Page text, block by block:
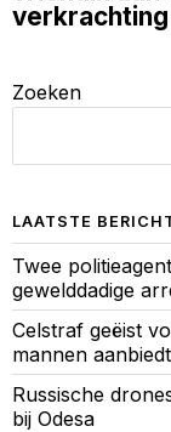
verkrachting
Zoeken
LAATSTE
Twee
gewelddadige
Celstraf geëist
mannen
Russische
bij Odesa